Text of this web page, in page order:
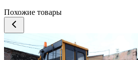
Похожие товары